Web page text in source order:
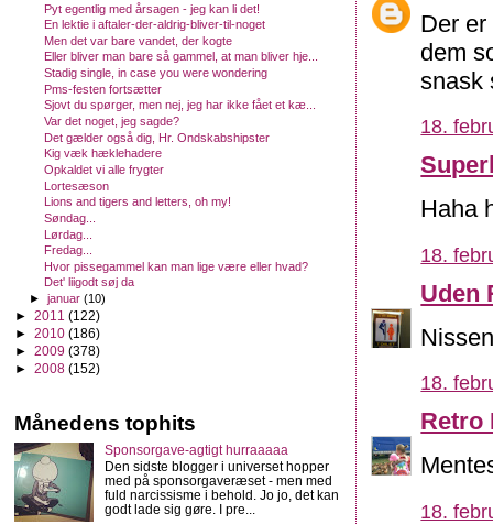
Der
dem
snask
18.
Haha
18.
Uden
18.
Retro
18.
Pyt egentlig med årsagen - jeg kan li det!
En lektie i aftaler-der-aldrig-bliver-til-noget
Men det var bare vandet, der kogte
Eller bliver man bare så gammel, at man bliver hje...
Stadig single, in case you were wondering
Pms-festen fortsætter
Sjovt du spørger, men nej, jeg har ikke fået et kæ...
Var det noget, jeg sagde?
Det gælder også dig, Hr. Ondskabshipster
Kig væk hæklehadere
Opkaldet vi alle frygter
Lortesæson
Lions and tigers and letters, oh my!
Søndag...
Lørdag...
Fredag...
Hvor pissegammel kan man lige være eller hvad?
Det' liigodt søj da
►januar(10)
► 2011 (122)
► 2010 (186)
► 2009 (378)
► 2008 (152)
Månedens tophits
Sponsorgave-agtigt hurraaaaa
Den sidste blogger i universet hopper
med på sponsorgaveræset - men med
fuld narcissisme i behold. Jo jo, det kan
godt lade sig gøre. I pre...